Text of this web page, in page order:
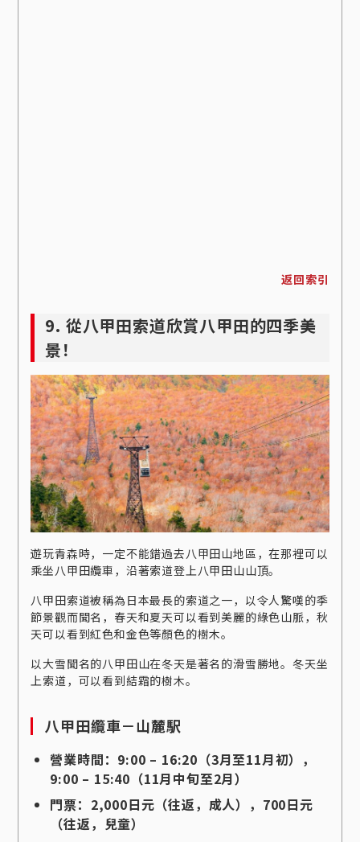
返回索引
9. 從八甲田索道欣賞八甲田的四季美
景！
遊玩青森時，一定不能錯過去八甲田山地區，在那裡可以
乘坐八甲田纜車，沿著索道登上八甲田山山頂。
八甲田索道被稱為日本最長的索道之一，以令人驚嘆的季
節景觀而聞名，春天和夏天可以看到美麗的綠色山脈，秋
天可以看到紅色和金色等顏色的樹木。
以大雪聞名的八甲田山在冬天是著名的滑雪勝地。冬天坐
上索道，可以看到結霜的樹木。
八甲田纜車－山麓駅
營業時間：9:00 – 16:20（3月至11月初），
9:00 – 15:40（11月中旬至2月）
門票：2,000日元（往返，成人），700日元
（往返，兒童）